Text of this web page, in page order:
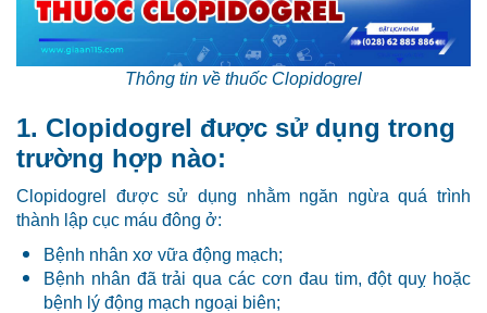
Thông tin về thuốc Clopidogrel
1. Clopidogrel được sử dụng trong
trường hợp nào:
Clopidogrel được sử dụng nhằm ngăn ngừa quá trình
thành lập cục máu đông ở:
Bệnh nhân xơ vữa động mạch;
Bệnh nhân đã trải qua các cơn đau tim, đột quỵ hoặc
bệnh lý động mạch ngoại biên;